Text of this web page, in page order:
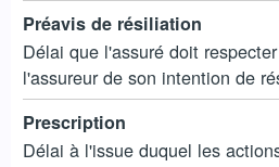
Préavis de résiliation
Délai que l'assuré doit
l'assureur de son intention de
Prescription
Délai à l'issue duquel les